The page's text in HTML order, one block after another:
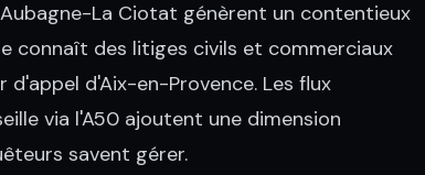
La Ciotat génèrent un contentieux
connaît des litiges civils et commerciaux
d'Aix-en-Provence. Les flux
via l'A50 ajoutent une dimension
savent gérer.